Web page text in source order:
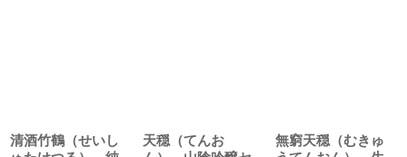
清酒竹鶴（せいし
天穏（てんお
無窮天穏（むきゅ